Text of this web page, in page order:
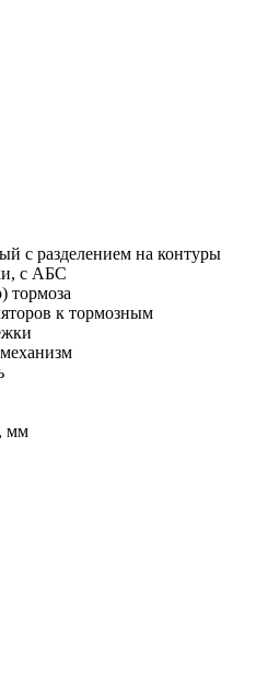
с разделением на контуры
с АБС
тормоза
к тормозным
мм